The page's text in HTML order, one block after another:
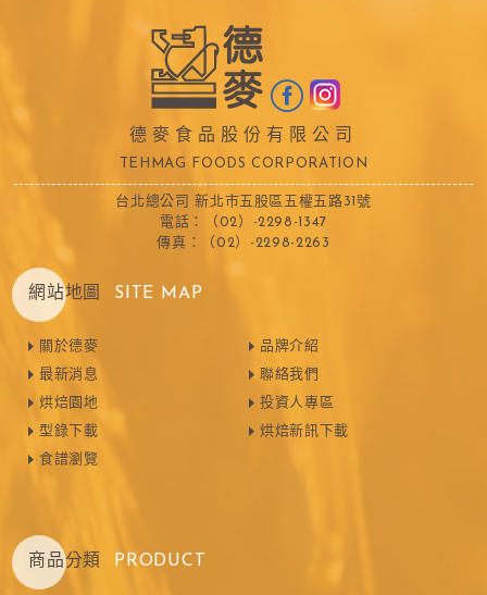
德麥食品股份有限公司
TEHMAG FOODS CORPORATION
台北總公司 新北市五股區五權五路31號
電話：（02）-2298-1347
傳真：（02）-2298-2263
網站地圖 SITE MAP
關於德麥
最新消息
烘焙園地
型錄下載
食譜瀏覽
品牌介紹
聯絡我們
投資人專區
烘焙新訊下載
商品分類 PRODUCT